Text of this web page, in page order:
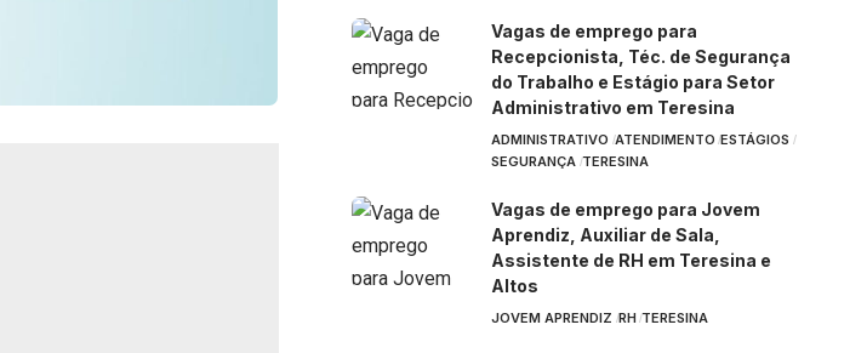
Vagas de emprego para
Recepcionista, Téc. de Segurança
do Trabalho e Estágio para Setor
Administrativo em Teresina
ADMINISTRATIVO ATENDIMENTO ESTÁGIOS
SEGURANÇA TERESINA
Vagas de emprego para Jovem
Aprendiz, Auxiliar de Sala,
Assistente de RH em Teresina e
Altos
JOVEM APRENDIZ RH TERESINA